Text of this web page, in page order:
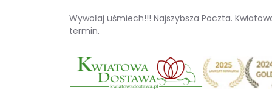
Wywołaj uśmiech!!! Najszybsza Poczta.
termin.
Kwiaciarnia internetowa Kwiatowa